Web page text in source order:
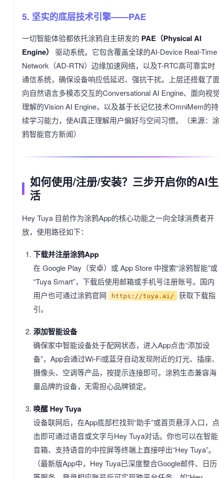
5. 坚实的底层技术引擎——PAE
一切智能体验都依托涂鸦自主研发的 PAE（Physical AI
Engine）
驱动系统。它包含覆盖全球的AI-Device Real-Time
Network（AD-RTN）边缘加速网络，以及T-RTC高可靠实时
通信系统，确保设备响应低延迟、强抗干扰。上层还搭载了
向自然语言多模态交互的Conversational AI Engine、面向视
理解的Vision AI Engine，以及基于长记忆技术OmniMem的持
续学习能力，使AI真正理解用户偏好与空间习惯。（来源：涂
鸦智能官方新闻）
如何使用/注册/安装？三步开启你的AI生
活
Hey Tuya 目前作为涂鸦App的核心功能之一向全球消费者开
放，使用路径如下：
下载并注册涂鸦App
在 Google Play（安卓）或 App Store 中搜索“涂鸦智能”或
“Tuya Smart”，下载后使用邮箱或手机号注册账号。国内
用户也可通过涂鸦官网
https://tuya.ai/
获取下载指
引。
添加智能设备
确保家中智能设备处于配网状态，进入App点击“添加设
备”，App会通过Wi-Fi或蓝牙自动发现附近的灯光、插座、
摄像头、空调等产品，按提示连接即可。涂鸦生态兼容海
量品牌的设备，无需担心品牌锁定。
唤醒 Hey Tuya
设备联网后，在App底部栏找到“助手”或首页悬浮入口，点
击即可通过语音或文字与Hey Tuya对话。你也可以在智能
音箱、支持语音的中控屏等终端上直接呼出“Hey Tuya”。
（最新版App中，Hey Tuya已深度整合Google邮件、日历